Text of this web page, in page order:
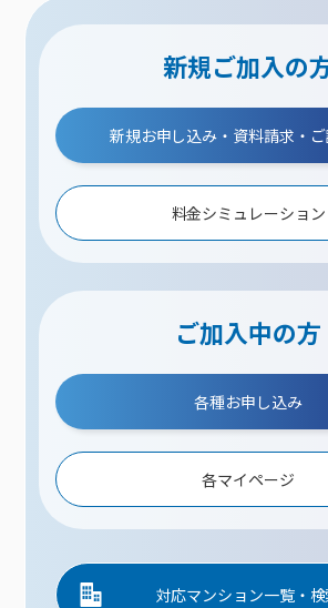
新規ご加入の
新規お申し込み・資料請求・
料金シミュレーション
ご加入中の方
各種お申し込み
各マイページ
対応マンション一覧・検